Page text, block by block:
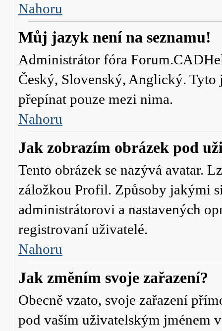
Nahoru
Můj jazyk není na seznamu!
Administrátor fóra
Český, Slovenský, Anglický.
přepínat pouze mezi nima.
Nahoru
Jak zobrazím obrázek pod
Tento obrázek se nazývá avatar.
záložkou Profil. Způsoby jakými
administrátorovi a nastavených
registrovaní uživatelé.
Nahoru
Jak změním svoje zařazení?
Obecně vzato, svoje zařazení
pod vaším uživatelským jménem